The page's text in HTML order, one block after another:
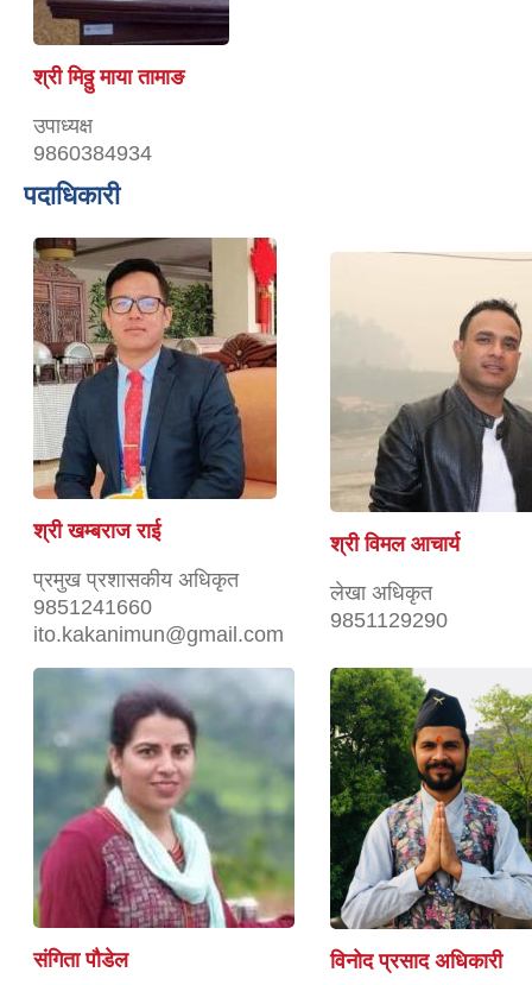
श्री मिठ्ठु माया तामाङ
उपाध्यक्ष
9860384934
पदाधिकारी
श्री खम्बराज राई
प्रमुख प्रशासकीय अधिकृत
9851241660
ito.kakanimun@gmail.com
श्री विमल आचार्य
लेखा अधिकृत
9851129290
संगिता पौडेल विनोद प्रसाद अधिकारी